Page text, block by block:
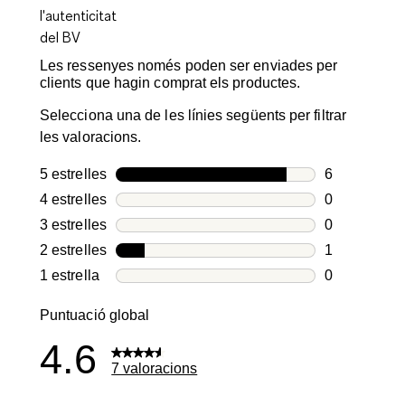
Les ressenyes només poden ser enviades per
clients que hagin comprat els productes.
Selecciona una de les línies següents per filtrar
les valoracions.
5 estrellesestrelles
6
6
4 estrellesestrelles
0
0
3 estrellesestrelles
0
0
2 estrellesestrelles
1
1 valoració
1 estrellaestrelles
0
Puntuació global
4.6 7 valoracions